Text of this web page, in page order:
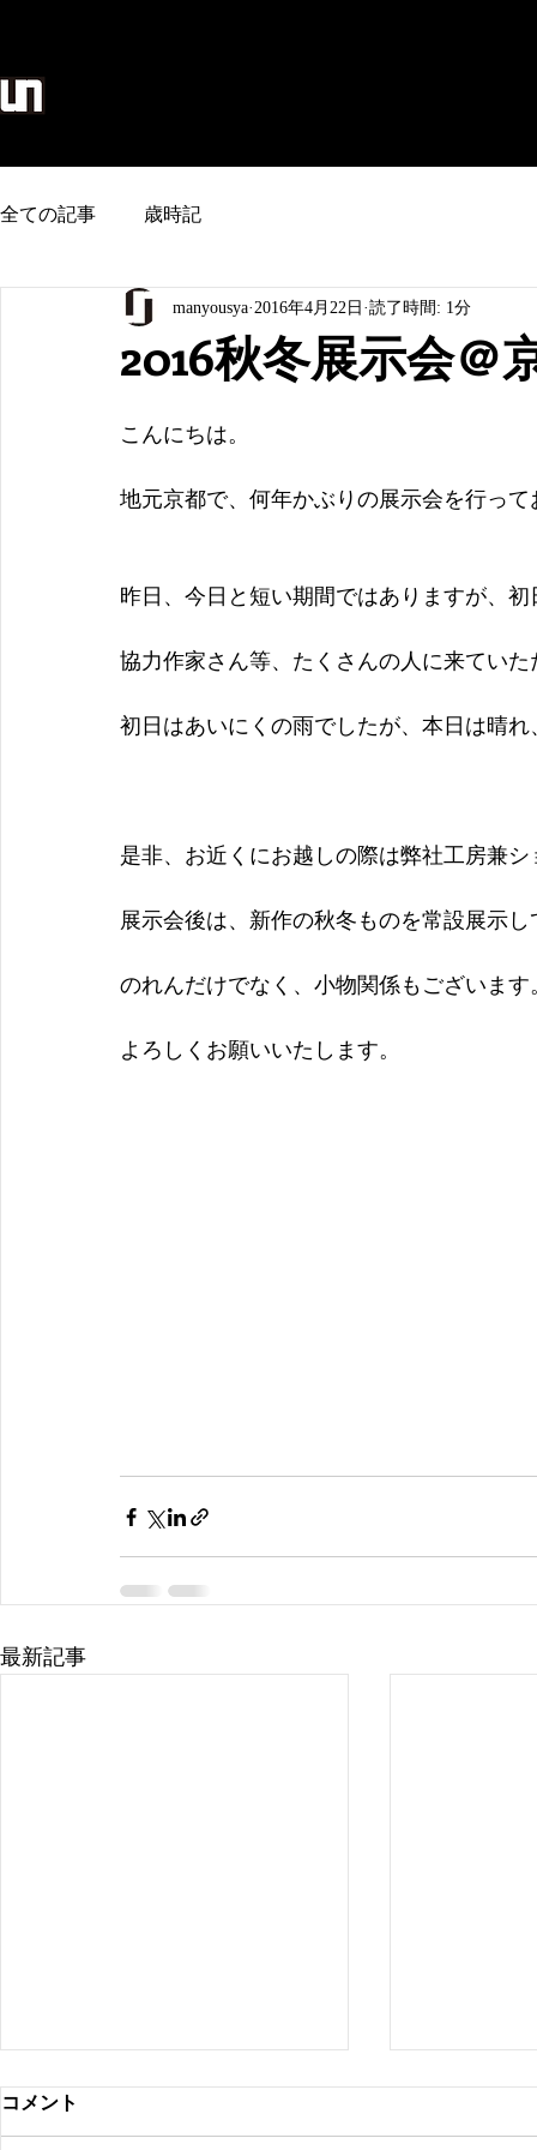
全ての記事 歳時記
2016秋冬展示会＠
manyousya 2016年4月22日 読了時間: 1分
こんにちは。
地元京都で、何年かぶりの展示会を行って
昨日、今日と短い期間ではありますが、
協力作家さん等、たくさんの人に来ていた
初日はあいにくの雨でしたが、本日は晴
是非、お近くにお越しの際は弊社工房兼
展示会後は、新作の秋冬ものを常設展示
のれんだけでなく、小物関係もございます
よろしくお願いいたします。
最新記事
コメント